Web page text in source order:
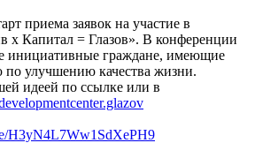
приема заявок на участие в
х Капитал = Глазов». В конференции
инициативные граждане, имеющие
улучшению качества жизни.
идеей по ссылке или в
H3yN4L7Ww1SdXePH9